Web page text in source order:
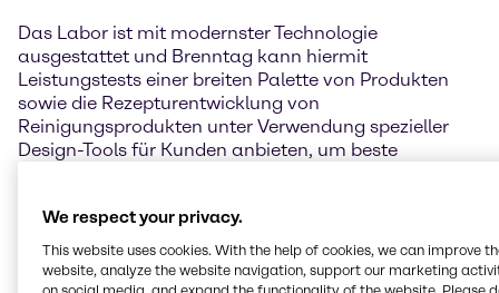
Das Labor ist mit modernster Technologie
ausgestattet und Brenntag kann hiermit
Leistungstests einer breiten Palette von Produkten
sowie die Rezepturentwicklung von
Reinigungsprodukten unter Verwendung spezieller
Design-Tools für Kunden anbieten, um beste
„Unsere Arbeit konzentriert sich auf neue Konzepte
und Ideen für alle Kategorien von
Reinigungsformulierungen, von der Senkung der
We respect your privacy.
This website uses cookies. With the help of cookies, we can improve
website, analyze the website navigation, support our marketing